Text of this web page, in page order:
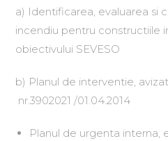
a) Identificarea, evaluarea si
incendiu pentru constructiile
obiectivului SEVESO
b) Planul de interventie,
nr.3902021 /01.04.2014
Planul de urgenta interna,